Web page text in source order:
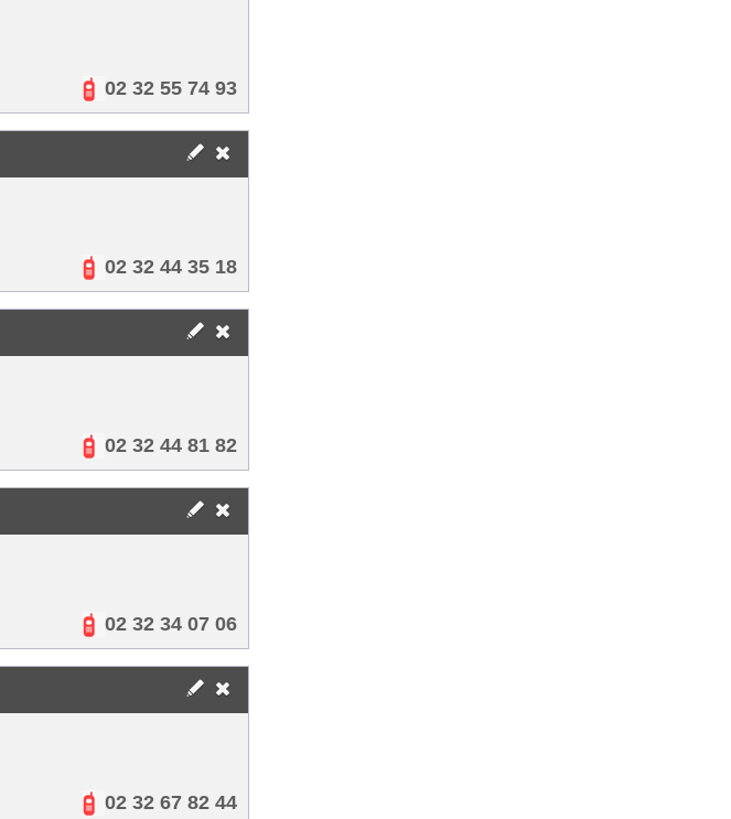
02 32 55 74 93
02 32 44 35 18
02 32 44 81 82
02 32 34 07 06
02 32 67 82 44